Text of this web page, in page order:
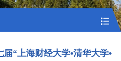
“上海财经大学•清华大学•